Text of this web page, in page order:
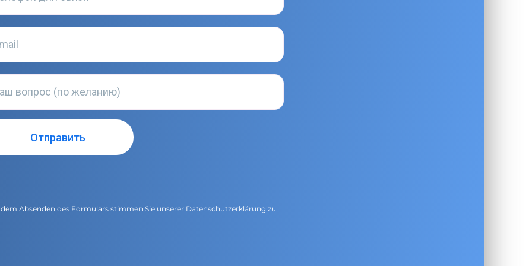
Absenden des Formulars stimmen Sie unserer Datenschutzerklärung zu.